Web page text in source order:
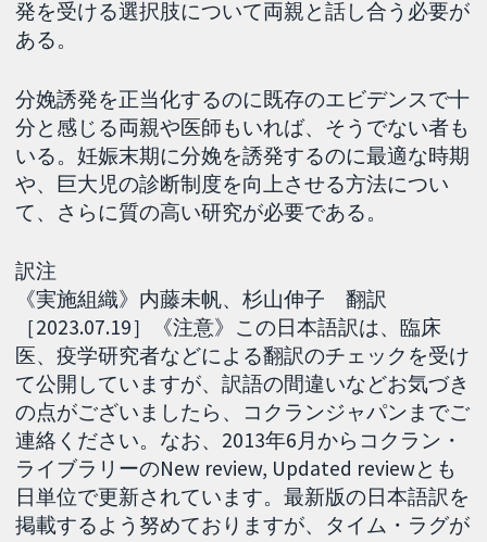
発を受ける選択肢について両親と話し合う必要が
ある。
分娩誘発を正当化するのに既存のエビデンスで十
分と感じる両親や医師もいれば、そうでない者も
いる。妊娠末期に分娩を誘発するのに最適な時期
や、巨大児の診断制度を向上させる方法につい
て、さらに質の高い研究が必要である。
訳注
《実施組織》内藤未帆、杉山伸子 翻訳
［2023.07.19］《注意》この日本語訳は、臨床
医、疫学研究者などによる翻訳のチェックを受け
て公開していますが、訳語の間違いなどお気づき
の点がございましたら、コクランジャパンまでご
連絡ください。なお、2013年6月からコクラン・
ライブラリーのNew review, Updated reviewとも
日単位で更新されています。最新版の日本語訳を
掲載するよう努めておりますが、タイム・ラグが